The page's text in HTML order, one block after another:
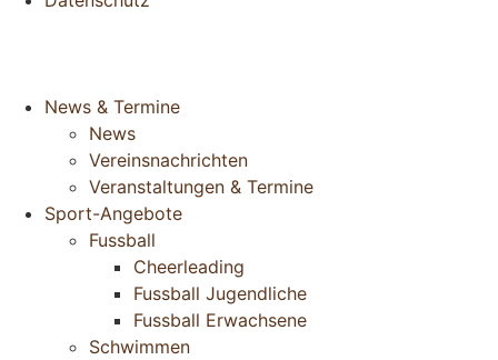
News & Termine
News
Vereinsnachrichten
Veranstaltungen & Termine
Sport-Angebote
Fussball
Cheerleading
Fussball Jugendliche
Fussball Erwachsene
Schwimmen